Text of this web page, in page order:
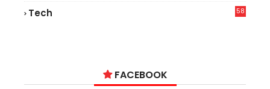
Tech
58
FACEBOOK